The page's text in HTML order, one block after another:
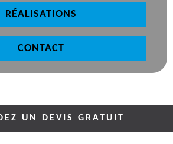
RÉALISATIONS
CONTACT
UN DEVIS GRATUIT